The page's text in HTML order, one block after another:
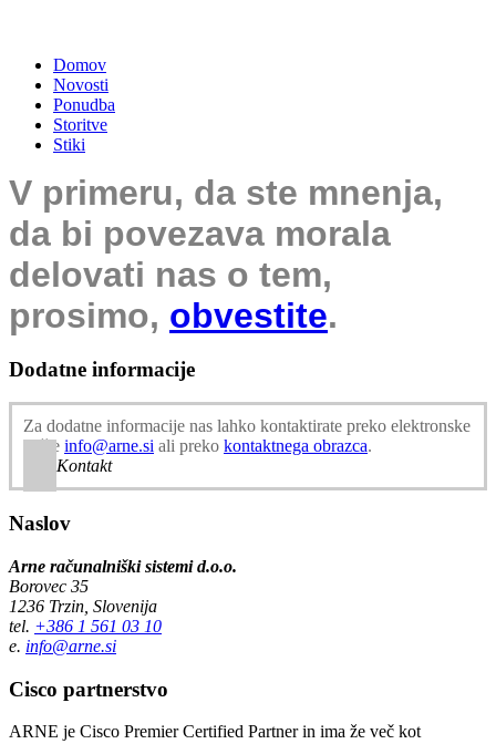
Domov
Novosti
Ponudba
Storitve
Stiki
V primeru, da ste mnenja,
da bi povezava morala
delovati nas o tem,
prosimo, obvestite.
Dodatne informacije
Za dodatne informacije nas lahko kontaktirate preko elektronske
pošte info@arne.si ali preko kontaktnega obrazca.
Kontakt
Naslov
Arne računalniški sistemi d.o.o.
Borovec 35
1236 Trzin, Slovenija
tel. +386 1 561 03 10
e. info@arne.si
Cisco partnerstvo
ARNE je Cisco Premier Certified Partner in ima že več kot